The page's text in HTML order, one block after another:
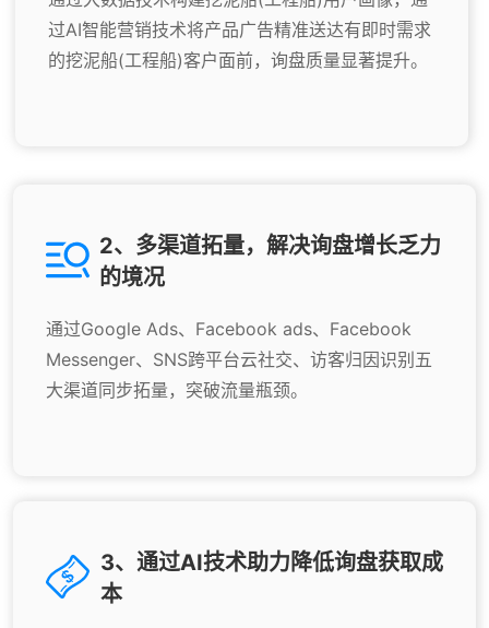
过AI智能营销技术将产品广告精准送达有即时需求
的挖泥船(工程船)客户面前，询盘质量显著提升。
2、多渠道拓量，解决询盘增长乏力
的境况
通过Google Ads、Facebook ads、Facebook
Messenger、SNS跨平台云社交、访客归因识别五
大渠道同步拓量，突破流量瓶颈。
3、通过AI技术助力降低询盘获取成
本